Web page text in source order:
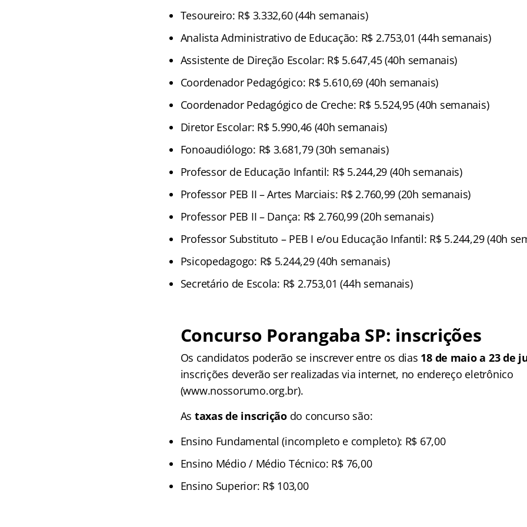
Tesoureiro: R$ 3.332,60 (44h semanais)
Analista Administrativo de Educação: R$ 2.753,01 (44h semanais)
Assistente de Direção Escolar: R$ 5.647,45 (40h semanais)
Coordenador Pedagógico: R$ 5.610,69 (40h semanais)
Coordenador Pedagógico de Creche: R$ 5.524,95 (40h semanais)
Diretor Escolar: R$ 5.990,46 (40h semanais)
Fonoaudiólogo: R$ 3.681,79 (30h semanais)
Professor de Educação Infantil: R$ 5.244,29 (40h semanais)
Professor PEB II – Artes Marciais: R$ 2.760,99 (20h semanais)
Professor PEB II – Dança: R$ 2.760,99 (20h semanais)
Professor Substituto – PEB I e/ou Educação Infantil: R$ 5.244,29 (40h
Psicopedagogo: R$ 5.244,29 (40h semanais)
Secretário de Escola: R$ 2.753,01 (44h semanais)
Concurso Porangaba SP: inscrições
Os candidatos poderão se inscrever entre os dias 18 de maio a 23 de
inscrições deverão ser realizadas via internet, no endereço eletrônico
(www.nossorumo.org.br).
As taxas de inscriçãodo concurso são:
Ensino Fundamental (incompleto e completo): R$ 67,00
Ensino Médio / Médio Técnico: R$ 76,00
Ensino Superior: R$ 103,00